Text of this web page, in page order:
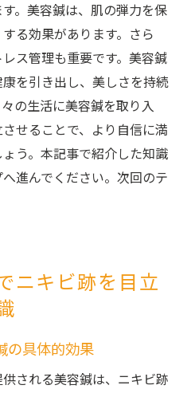
。美容鍼は、肌の弾力を保
る効果があります。さら
ス管理も重要です。美容鍼
を引き出し、美しさを持続
の生活に美容鍼を取り入
せることで、より自信に満
う。本記事で紹介した知識
進んでください。次回のテ
ニキビ跡を目立
の具体的効果
される美容鍼は、ニキビ跡